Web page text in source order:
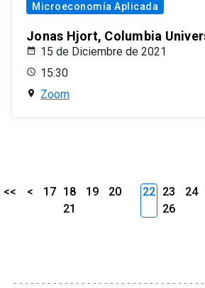
Microeconomía Aplicada
Jonas Hjort, Columbia
15 de Diciembre de 2021
15:30
Zoom
<< < 17 18 19
20
21
22 23 24
26